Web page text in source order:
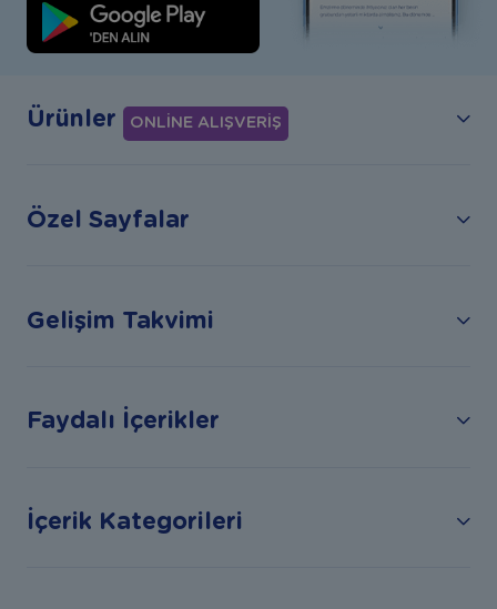
Ürünler ONLİNE ALIŞVERİŞ
Özel Sayfalar
Gelişim Takvimi
Faydalı İçerikler
İçerik Kategorileri